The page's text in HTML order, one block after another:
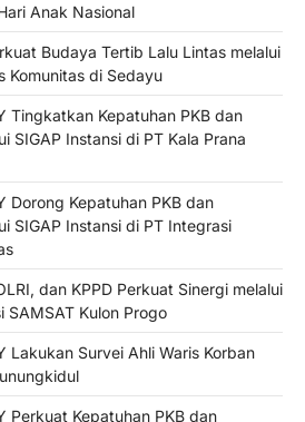
Anak Nasional
Budaya Tertib Lalu Lintas melalui
Komunitas di Sedayu
Tingkatkan Kepatuhan PKB dan
SIGAP Instansi di PT Kala Prana
Dorong Kepatuhan PKB dan
SIGAP Instansi di PT Integrasi
dan KPPD Perkuat Sinergi melalui
SAMSAT Kulon Progo
Lakukan Survei Ahli Waris Korban
Perkuat Kepatuhan PKB dan